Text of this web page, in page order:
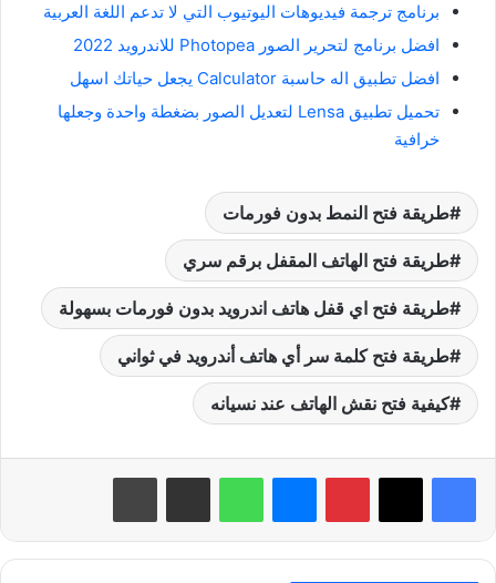
برنامج ترجمة فيديوهات اليوتيوب التي لا تدعم اللغة العربية
افضل برنامج لتحرير الصور Photopea للاندرويد 2022
افضل تطبيق اله حاسبة Calculator يجعل حياتك اسهل
تحميل تطبيق Lensa‏ لتعديل الصور بضغطة واحدة وجعلها
خرافية
طريقة فتح النمط بدون فورمات
طريقة فتح الهاتف المقفل برقم سري
طريقة فتح اي قفل هاتف اندرويد بدون فورمات بسهولة
طريقة فتح كلمة سر أي هاتف أندرويد في ثواني
كيفية فتح نقش الهاتف عند نسيانه
بينتيريست واتساب